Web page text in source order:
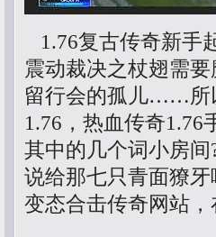
1.76复古传奇新手
震动裁决之杖翅需
留行会的孤儿……所
1.76，热血传奇
其中的几个词小房
说给那七只青面獠
变态合击传奇网站